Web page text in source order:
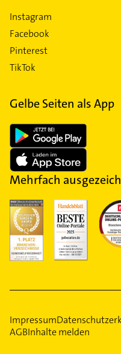
Instagram
Facebook
Pinterest
TikTok
Gelbe Seiten als App
Mehrfach
Impressum
AGBInhalte melden